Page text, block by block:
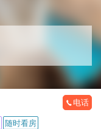
电话
随时看房